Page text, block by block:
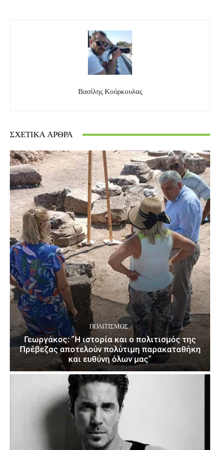
Βασίλης Κούρκουλας
ΣΧΕΤΙΚΆ ΆΡΘΡΑ
ΠΟΛΙΤΙΣΜΌΣ
Γεωργάκος: ”Η ιστορία και ο πολιτισμός της
Πρέβεζας αποτελούν πολύτιμη παρακαταθήκη
και ευθύνη όλων μας”